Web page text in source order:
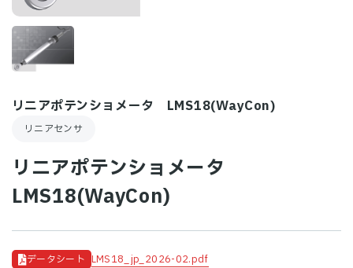
リニアポテンショメータ LMS18(WayCon)
リニアセンサ
リニアポテンショメータ
LMS18(WayCon)
データシート LMS18_jp_2026-02.pdf